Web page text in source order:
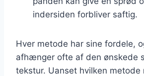
indersiden forbliver saftig.
Hver metode har sine fordele,
afhænger ofte af den ønskede
tekstur. Uanset hvilken